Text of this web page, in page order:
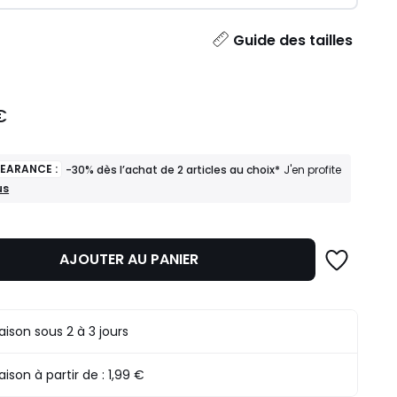
Guide des tailles
: -30% dès l’achat de 2 articles au choix* J'en profite
AJOUTER AU PANIER
sous 2 à 3 jours
à partir de :1,99 €